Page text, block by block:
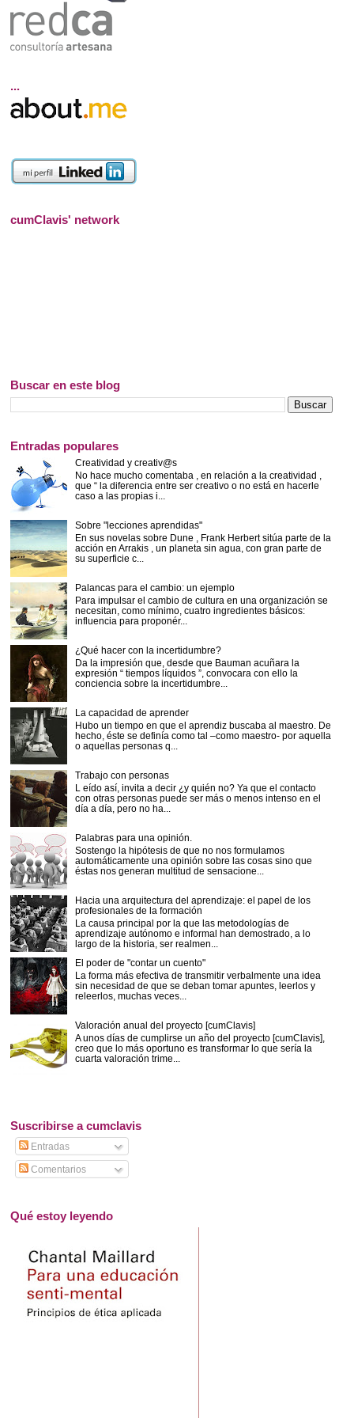
...
cumClavis' network
Buscar en este blog
Entradas populares
Creatividad y creativ@s
No hace mucho comentaba , en relación a la creatividad ,
que “ la diferencia entre ser creativo o no está en hacerle
caso a las propias i...
Sobre "lecciones aprendidas"
En sus novelas sobre Dune , Frank Herbert sitúa parte de la
acción en Arrakis , un planeta sin agua, con gran parte de
su superficie c...
Palancas para el cambio: un ejemplo
Para impulsar el cambio de cultura en una organización se
necesitan, como mínimo, cuatro ingredientes básicos:
influencia para proponér...
¿Qué hacer con la incertidumbre?
Da la impresión que, desde que Bauman acuñara la
expresión “ tiempos líquidos ”, convocara con ello la
conciencia sobre la incertidumbre...
La capacidad de aprender
Hubo un tiempo en que el aprendiz buscaba al maestro. De
hecho, éste se definía como tal –como maestro- por aquella
o aquellas personas q...
Trabajo con personas
L eído así, invita a decir ¿y quién no? Ya que el contacto
con otras personas puede ser más o menos intenso en el
día a día, pero no ha...
Palabras para una opinión.
Sostengo la hipótesis de que no nos formulamos
automáticamente una opinión sobre las cosas sino que
éstas nos generan multitud de sensacione...
Hacia una arquitectura del aprendizaje: el papel de los
profesionales de la formación
La causa principal por la que las metodologías de
aprendizaje autónomo e informal han demostrado, a lo
largo de la historia, ser realmen...
El poder de "contar un cuento"
La forma más efectiva de transmitir verbalmente una idea
sin necesidad de que se deban tomar apuntes, leerlos y
releerlos, muchas veces...
Valoración anual del proyecto [cumClavis]
A unos días de cumplirse un año del proyecto [cumClavis],
creo que lo más oportuno es transformar lo que sería la
cuarta valoración trime...
Suscribirse a cumclavis
Entradas
Comentarios
Qué estoy leyendo